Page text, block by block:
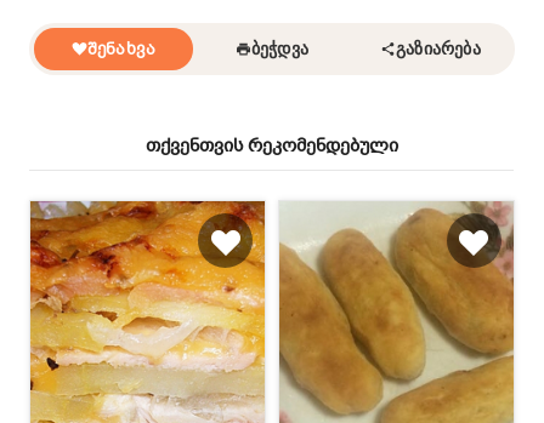
ᲨᲔᲜᲐᲮᲕᲐ ᲑᲔᲭᲓᲕᲐ ᲒᲐᲖᲘᲐᲠᲔᲑᲐ
თქვენთვის რეკომენდებული